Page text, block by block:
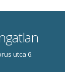
utca 6.